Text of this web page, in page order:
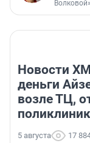
Волковой»
Новости
деньги
возле ТЦ,
5 августа 17